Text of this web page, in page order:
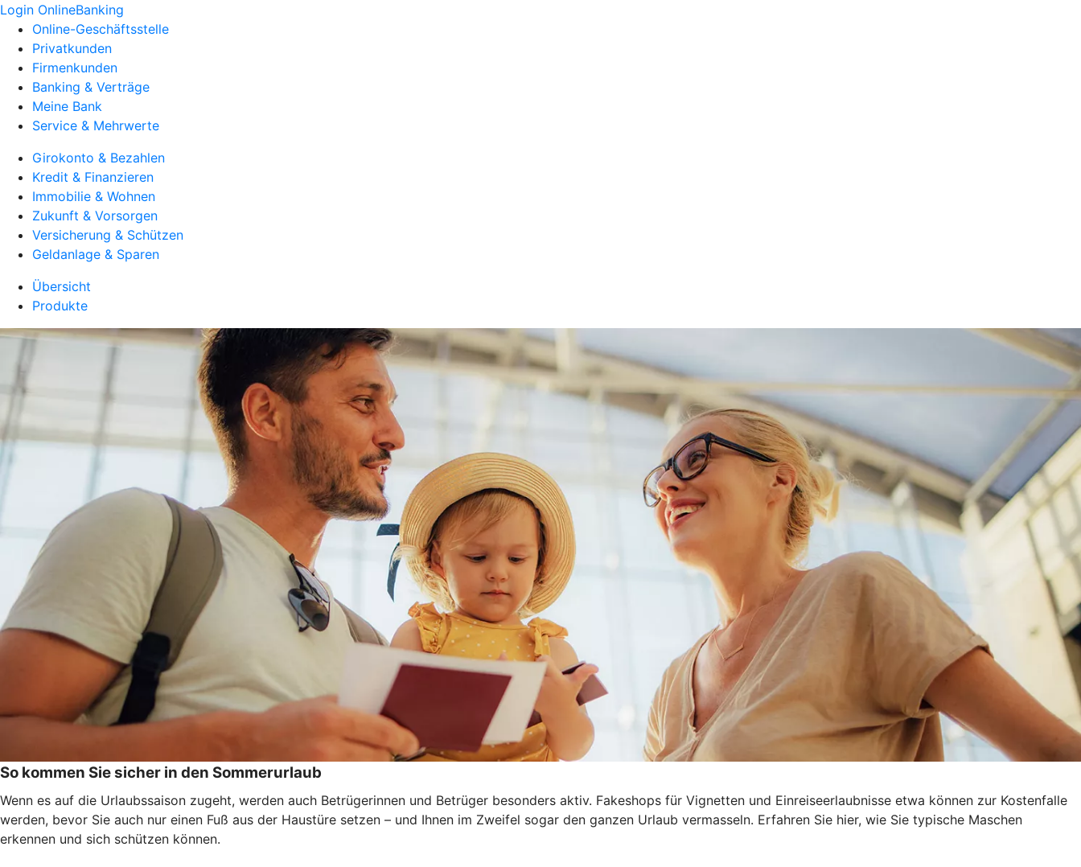
Login OnlineBanking
Online-Geschäftsstelle
Privatkunden
Firmenkunden
Banking & Verträge
Meine Bank
Service & Mehrwerte
Girokonto & Bezahlen
Kredit & Finanzieren
Immobilie & Wohnen
Zukunft & Vorsorgen
Versicherung & Schützen
Geldanlage & Sparen
Übersicht
Produkte
So kommen Sie sicher in den Sommerurlaub
Wenn es auf die Urlaubssaison zugeht, werden auch Betrügerinnen und Betrüger besonders aktiv. Fakeshops für Vignetten und Einreiseerlaubnisse etwa können zur Kostenfalle
werden, bevor Sie auch nur einen Fuß aus der Haustüre setzen – und Ihnen im Zweifel sogar den ganzen Urlaub vermasseln. Erfahren Sie hier, wie Sie typische Maschen
erkennen und sich schützen können.